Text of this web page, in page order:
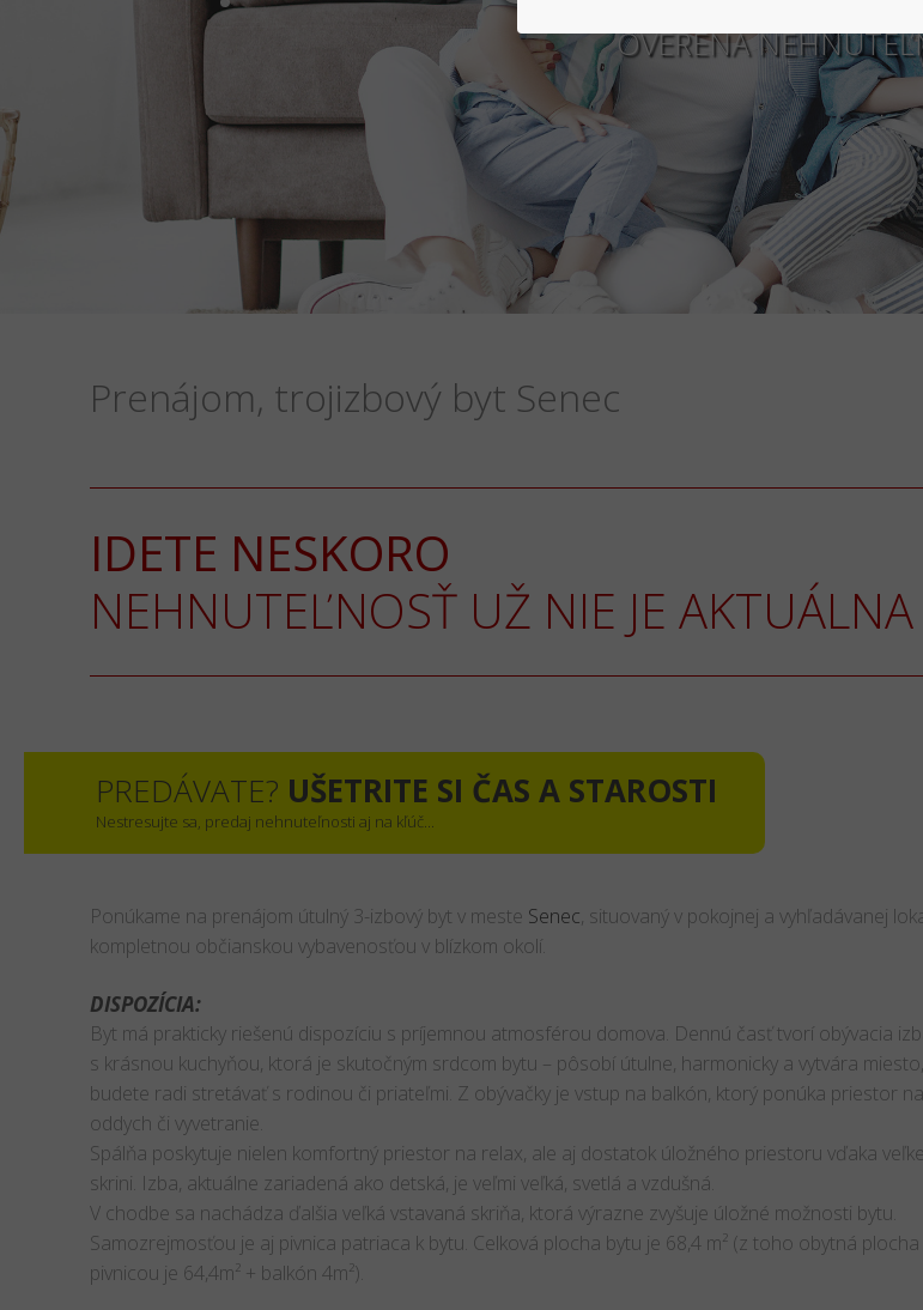
OVERENÁ
Prenájom, trojizbový byt Senec
IDETE NESKORO
NEHNUTEĽNOSŤ UŽ NIE JE AKTUÁLNA
PREDÁVATE? UŠETRITE SI ČAS A STAROSTI
Nestresujte sa, predaj nehnuteľnosti aj na kľúč...
Ponúkame na prenájom útulný 3-izbový byt v meste Senec, situovaný v pokojnej a vyhľadávanej
kompletnou občianskou vybavenosťou v blízkom okolí.
DISPOZÍCIA:
Byt má prakticky riešenú dispozíciu s príjemnou atmosférou domova. Dennú časť tvorí obývacia
s krásnou kuchyňou, ktorá je skutočným srdcom bytu – pôsobí útulne, harmonicky a vytvára
budete radi stretávať s rodinou či priateľmi. Z obývačky je vstup na balkón, ktorý ponúka priestor
oddych či vyvetranie.
Spálňa poskytuje nielen komfortný priestor na relax, ale aj dostatok úložného priestoru vďaka
skrini. Izba, aktuálne zariadená ako detská, je veľmi veľká, svetlá a vzdušná.
V chodbe sa nachádza ďalšia veľká vstavaná skriňa, ktorá výrazne zvyšuje úložné možnosti bytu.
Samozrejmosťou je aj pivnica patriaca k bytu. Celková plocha bytu je 68,4 m² (z toho obytná
pivnicou je 64,4m² + balkón 4m²).